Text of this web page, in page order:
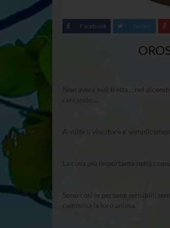
Facebook Twitter
Non avere mai fretta….nel
cercando….
A volte il vincitore e’
La cosa più importante nella
Sono così le persone sensibili,
cammina la loro anima.